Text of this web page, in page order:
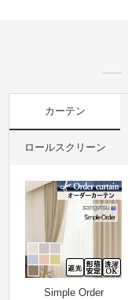
カーテン
ロールスクリーン
Simple Order